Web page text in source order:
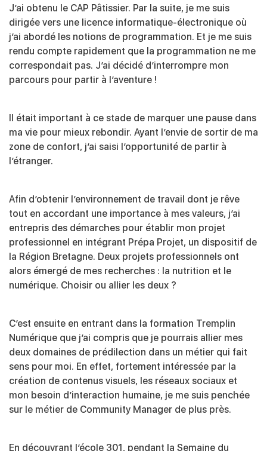
J’ai obtenu le CAP Pâtissier. Par la suite, je me suis
dirigée vers une licence informatique-électronique où
j’ai abordé les notions de programmation. Et je me suis
rendu compte rapidement que la programmation ne me
correspondait pas. J’ai décidé d’interrompre mon
parcours pour partir à l’aventure !
Il était important à ce stade de marquer une pause dans
ma vie pour mieux rebondir. Ayant l’envie de sortir de ma
zone de confort, j’ai saisi l’opportunité de partir à
l’étranger.
Afin d’obtenir l’environnement de travail dont je rêve
tout en accordant une importance à mes valeurs, j’ai
entrepris des démarches pour établir mon projet
professionnel en intégrant Prépa Projet, un dispositif de
la Région Bretagne. Deux projets professionnels ont
alors émergé de mes recherches : la nutrition et le
numérique. Choisir ou allier les deux ?
C’est ensuite en entrant dans la formation Tremplin
Numérique que j’ai compris que je pourrais allier mes
deux domaines de prédilection dans un métier qui fait
sens pour moi. En effet, fortement intéressée par la
création de contenus visuels, les réseaux sociaux et
mon besoin d’interaction humaine, je me suis penchée
sur le métier de Community Manager de plus près.
En découvrant l’école 301, pendant la Semaine du